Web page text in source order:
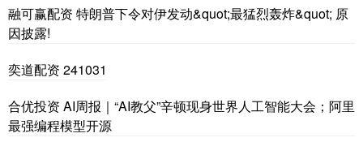
融可赢配资 特朗普下令对伊发动&quot;最猛烈轰炸&quot; 原
因披露!
奕道配资 241031
合优投资 AI周报｜“AI教父”辛顿现身世界人工智能大会；阿里
最强编程模型开源